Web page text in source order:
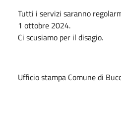
Tutti i servizi saranno
1 ottobre 2024.
Ci scusiamo per il disagio.
Ufficio stampa Comune di